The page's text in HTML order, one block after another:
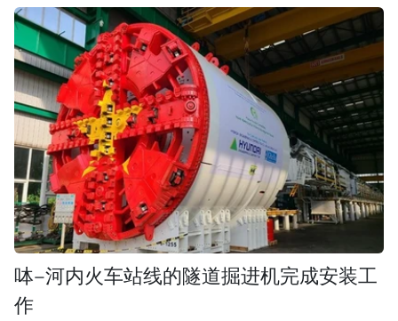
呠–河内火车站线的隧道掘进机完成安装工
作